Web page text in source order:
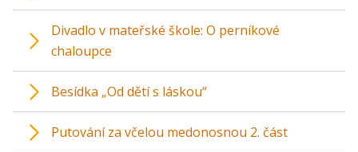
Divadlo v mateřské škole: O perníkové
chaloupce
Besídka „Od dětí s láskou“
Putování za včelou medonosnou 2. část